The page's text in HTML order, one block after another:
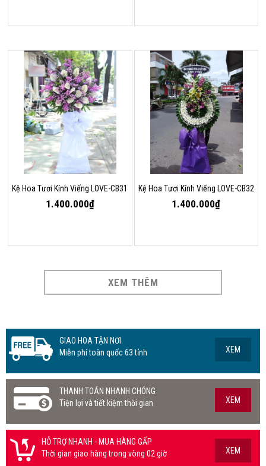
Kệ Hoa Tươi Kính Viếng LOVE-CB31
1.400.000₫
Kệ Hoa Tươi Kính Viếng LOVE-CB32
1.400.000₫
XEM THÊM
GIAO HOA TẬN NƠI
Miễn phí toàn quốc 63 tỉnh
XEM
THANH TOÁN NHANH CHÓNG
Tiện lợi và tiết kiệm thời gian
XEM
HỖ TRỢ NHANH - MUA HÀNG GẤP
Thời gian giao hàng trong vòng 02 giờ
XEM